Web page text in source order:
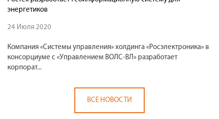
энергетиков
24 Июля 2020
Компания «Системы управления» холдинга «Росэлектроника» в
консорциуме с «Управлением ВОЛС-ВЛ» разработает
корпорат...
ВСЕ НОВОСТИ